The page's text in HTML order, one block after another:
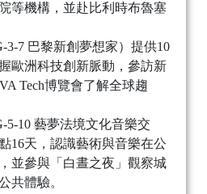
等機構，並赴比利時布魯塞
3-7 巴黎新創夢想家）提供10
歐洲科技創新脈動，參訪新
Tech博覽會了解全球趨
5-10 藝夢法境文化音樂交
16天，認識藝術與音樂在公
並參與「白晝之夜」觀察城
共體驗。